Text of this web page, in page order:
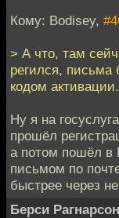
Кому: Bodisey,
> А что, там
регился, письма
кодом
Ну я на
прошёл
а потом пошёл в
письмом по
быстрее через
Берси Рагнарсон